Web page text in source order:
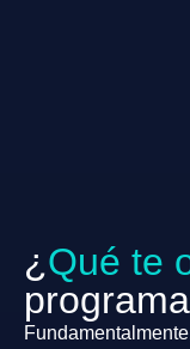
¿Qué te